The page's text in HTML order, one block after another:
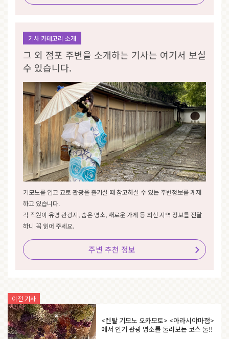
기사 카테고리 소개
그 외 점포 주변을 소개하는 기사는 여기서 보실
수 있습니다.
기모노를 입고 교토 관광을 즐기실 때 참고하실 수 있는 주변정보를 게재
하고 있습니다.
각 직원이 유명 관광지, 숨은 명소, 새로운 가게 등 최신 지역 정보를 전달
하니 꼭 읽어 주세요.
주변 추천 정보
이전 기사
<렌탈 기모노 오카모토> <아라시야마점>
에서 인기 관광 명소를 둘러보는 코스 둘!!